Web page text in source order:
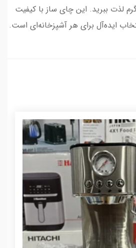
لذت ببرید. این چای ساز با کیفیت
ایده‌آل برای هر آشپزخانه‌ای است.